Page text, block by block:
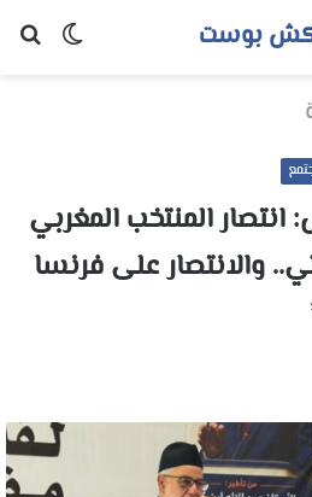
الوضع
بوست
المنتخب المغربي
والانتصار على فرنسا